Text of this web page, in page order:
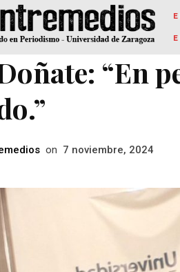
“En
on 7 noviembre, 2024